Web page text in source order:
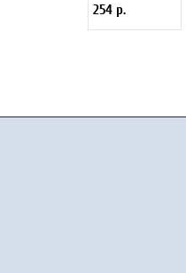
короткой ручке,
с укороченной
254 р.